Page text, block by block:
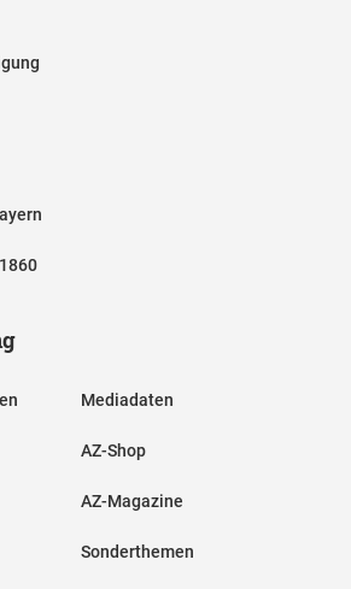
Mediadaten
AZ-Shop
AZ-Magazine
Sonderthemen